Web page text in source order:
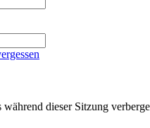
dieser Sitzung